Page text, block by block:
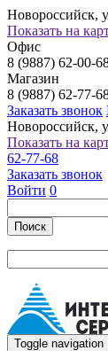
Новороссийск,
Показать на
Офис
8 (9887) 62-00-
Магазин
8 (9887) 62-77-
Заказать звонок
Новороссийск,
Показать на
62-77-68
Заказать звонок
Войти 0
Поиск
Toggle navigation